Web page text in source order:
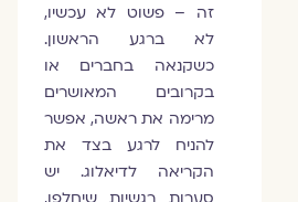
זה – פשוט לא עכשיו,
לא ברגע הראשון.
כשקנאה בחברים או
בקרובים המאושרים
מרימה את ראשה, אפשר
להניח לרגע בצד את
הקריאה לדיאלוג. יש
סערות רגשיות שיחלפו,